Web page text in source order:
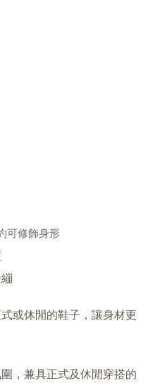
可修飾身形
或休閒的鞋子，讓身材更
，兼具正式及休閒穿搭的